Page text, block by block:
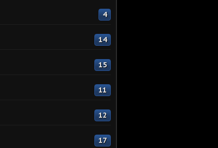
4
14
15
11
12
17